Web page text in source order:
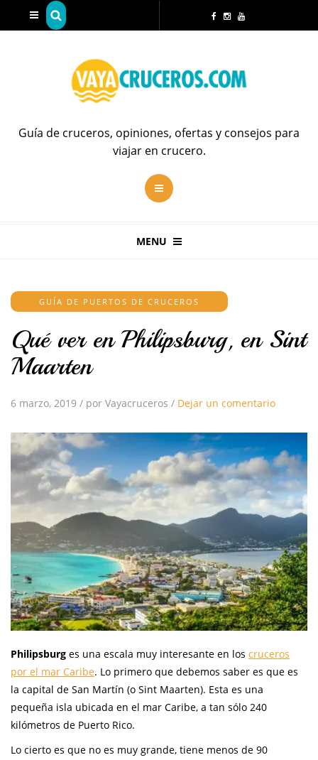
Guía de cruceros, opiniones, ofertas y consejos para
viajar en crucero.
MENU
GUÍA DE PUERTOS DE CRUCEROS
Qué ver en Philipsburg, en Sint
Maarten
6 marzo, 2019 / por Vayacruceros / Dejar un comentario
Philipsburg es una escala muy interesante en los cruceros
por el mar Caribe. Lo primero que debemos saber es que es
la capital de San Martín (o Sint Maarten). Esta es una
pequeña isla ubicada en el mar Caribe, a tan sólo 240
kilómetros de Puerto Rico.
Lo cierto es que no es muy grande, tiene menos de 90